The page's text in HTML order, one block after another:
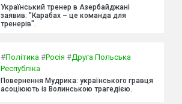
Український тренер в Азербайджані
заявив: "Карабах – це команда для
тренерів".
#Політика #Росія #Друга Польська
Республіка
Повернення Мудрика: українського гравця
асоціюють із Волинською трагедією.